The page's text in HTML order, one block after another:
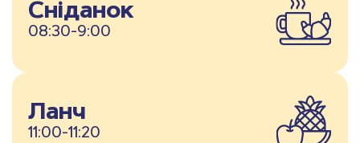
Сніданок
08:30-9:00
Ланч
11:00-11:20